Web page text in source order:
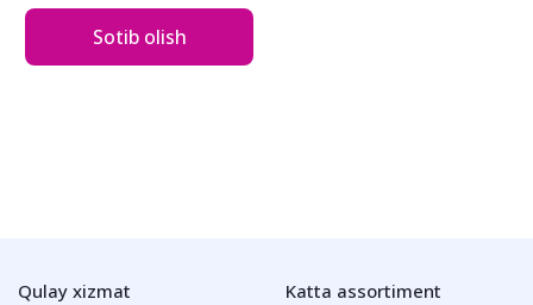
Sotib olish
Qulay xizmat Katta assortiment